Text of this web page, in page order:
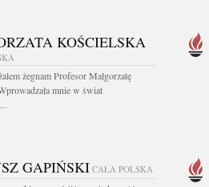
KOŚCIELSKA
żegnam Profesor Małgorzatę
mnie w świat
GAPIŃSKI CAŁA POLSKA